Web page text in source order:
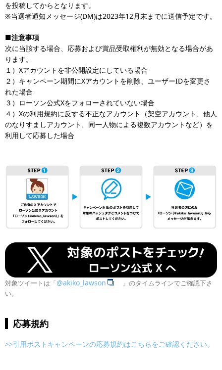
を投稿してからとなります。
※当選者通知メッセージ(DM)は2023年12月末までに送信予定です。
■注意事項
次に当該する場合、応募および賞品受取権利が無効となる場合があ
ります。
１）Xアカウントを非公開設定にしている場合
２）キャンペーン期間にXアカウントを削除、ユーザーIDを変更さ
れた場合
３）ローソン公式Xをフォローされていない場合
４）Xの利用規約に反する不正なアカウント（架空アカウント、他人
のなりすましアカウント、同一人物による複数アカウントなど）を
利用して応募した場合
対象ツイートは「@akiko_lawson
」のタイムラインでご確認下さ
い。
応募規約
>>引用ポストキャンペーンの応募規約はこちらをご確認ください。